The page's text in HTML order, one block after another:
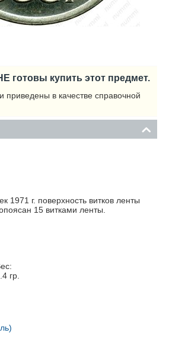
готовы купить этот предмет.
приведены в качестве справочной
1971 г. поверхность витков ленты
15 витками ленты.
гр.